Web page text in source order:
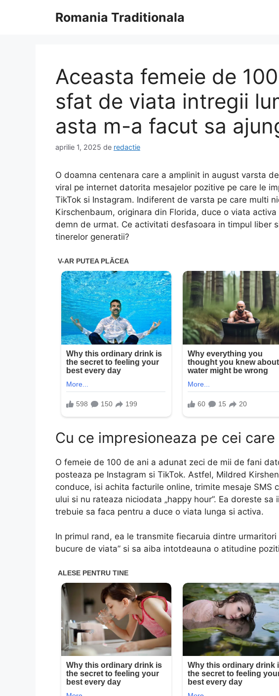
Romania Traditionala
Aceasta femeie de
sfat de viata intregii
asta m-a facut sa
aprilie 1, 2025 de redactie
O doamna centenara care a amplinit in august varsta
viral pe internet datorita mesajelor pozitive pe care le
TikTok si Instagram. Indiferent de varsta pe care multi
Kirschenbaum, originara din Florida, duce o viata
demn de urmat. Ce activitati desfasoara in timpul liber
tinerelor generatii?
Cu ce impresioneaza pe cei
O femeie de 100 de ani a adunat zeci de mii de fani
posteaza pe Instagram si TikTok. Astfel, Mildred
conduce, isi achita facturile online, trimite mesaje SMS
ului si nu rateaza niciodata „happy hour”. Ea doreste
trebuie sa faca pentru a duce o viata lunga si activa.
In primul rand, ea le transmite fiecaruia dintre
bucure de viata” si sa aiba intotdeauna o atitudine